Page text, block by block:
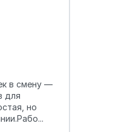
в смену —
для
но